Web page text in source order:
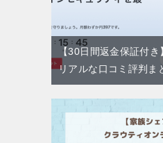
【30日間返金保証付
リアルな口コミ評判ま